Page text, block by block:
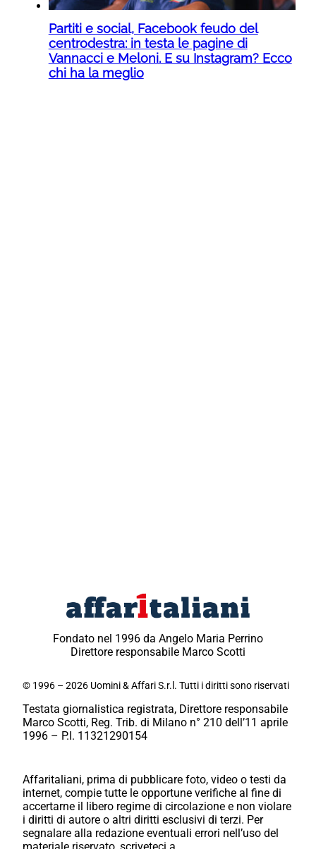
Partiti e social, Facebook feudo del
centrodestra: in testa le pagine di
Vannacci e Meloni. E su Instagram? Ecco
chi ha la meglio
Fondato nel 1996 da Angelo Maria Perrino
Direttore responsabile Marco Scotti
© 1996 – 2026 Uomini & Affari S.r.l. Tutti i diritti sono riservati
Testata giornalistica registrata, Direttore responsabile
Marco Scotti, Reg. Trib. di Milano n° 210 dell’11 aprile
1996 – P.I. 11321290154
Affaritaliani, prima di pubblicare foto, video o testi da
internet, compie tutte le opportune verifiche al fine di
accertarne il libero regime di circolazione e non violare
i diritti di autore o altri diritti esclusivi di terzi. Per
segnalare alla redazione eventuali errori nell’uso del
materiale riservato, scriveteci a